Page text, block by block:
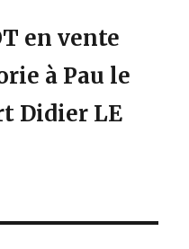
en vente
à Pau le
Didier LE